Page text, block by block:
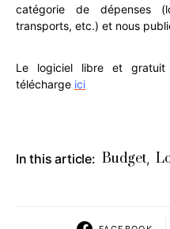
catégorie de dépenses
transports, etc.) et nous
Le logiciel libre et
télécharge ici
In this article: Budget,